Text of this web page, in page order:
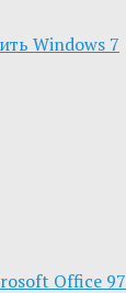
Windows 7
Office 97